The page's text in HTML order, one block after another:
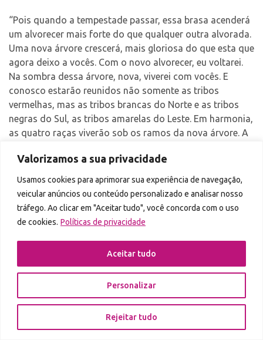
Valorizamos a sua privacidade
Usamos cookies para aprimorar sua experiência de navegação,
veicular anúncios ou conteúdo personalizado e analisar nosso
tráfego. Ao clicar em "Aceitar tudo", você concorda com o uso
de cookies. Políticas de privacidade
Personalizar
Rejeitar tudo
Aceitar tudo
“Pois quando a tempestade passar, essa brasa acenderá
um alvorecer mais forte do que qualquer outra alvorada.
Uma nova árvore crescerá, mais gloriosa do que esta que
agora deixo a vocês. Com o novo alvorecer, eu voltarei.
Na sombra dessa árvore, nova, viverei com vocês. E
conosco estarão reunidos não somente as tribos
vermelhas, mas as tribos brancas do Norte e as tribos
negras do Sul, as tribos amarelas do Leste. Em harmonia,
as quatro raças viverão sob os ramos da nova árvore. A
houve. Tudo o que foi quebrado será refeito por inteiro.
O Arco Sagrado será consertado. A caça será farta e os
espíritos de todas as criaturas alegrar-se-ão na
harmonia de uma nova ordem, perfeita. O Grande
Espírito, o próprio Pássaro-
Trovão, estará atuando dentro das raças, vivendo,
respirando, criando através dos povos da terra. A paz
virá às nações, pois os criadores da vida, os originais, os
Seres Alados do céu regressarão.”